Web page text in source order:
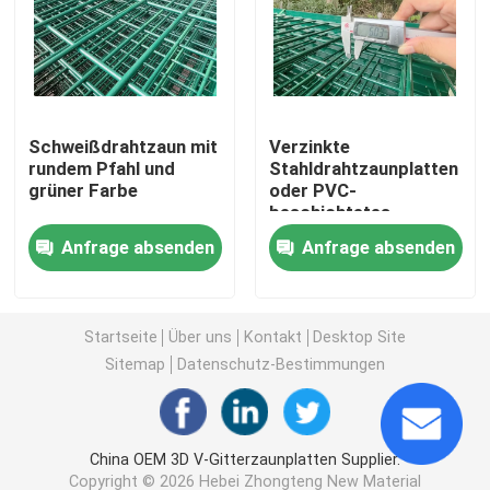
3D schweißte Draht-Zaun
Vorübergehender Sicherheitszaun
Antizaun des aufstiegs-358
Röhrenstahlzaun
Flughafensicherheits-Fechten
Metallkettengliedzaun
Schweißdrahtzaun mit
rundem Pfahl und
grüner Farbe
Anfrage absenden
Verzinkte
Stahldrahtzaunplatten
oder PVC-
beschichtetes
Drahtnetz für den
MarktAnfrage absenden
Startseite Über uns Kontakt
Desktop Site
Sitemap
Datenschutz-Bestimmungen
China OEM 3D V-Gitterzaunplatten Supplier.
Copyright © 2026 Hebei Zhongteng New Material